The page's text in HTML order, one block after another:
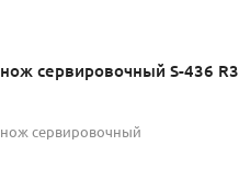
нож сервировочный S-436 R3
нож сервировочный